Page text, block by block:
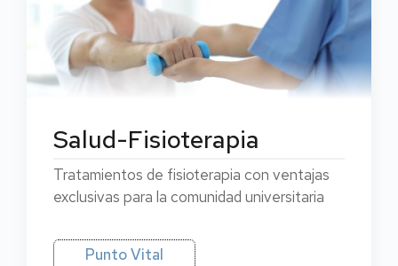
Salud-Fisioterapia
Tratamientos de fisioterapia con ventajas
exclusivas para la comunidad universitaria
Punto Vital